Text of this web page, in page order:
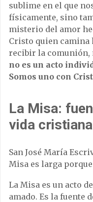
sublime en el que
físicamente, sino
misterio del amor
Cristo quien camina
recibir la comunión,
no es un acto
Somos uno con
La Misa:
vida cristiana
San José María
Misa es larga
La Misa es un acto
amado. Es la fuente